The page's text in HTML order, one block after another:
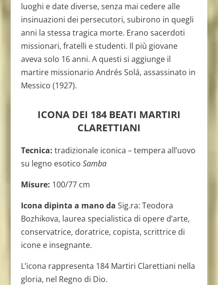
luoghi e date diverse, senza mai cedere alle
insinuazioni dei persecutori, subirono in quegli
anni la stessa tragica morte. Erano sacerdoti
missionari, fratelli e studenti. Il più giovane
aveva solo 16 anni. A questi si aggiunge il
martire missionario Andrés Solá, assassinato in
Messico (1927).
ICONA DEI 184 BEATI MARTIRI
CLARETTIANI
Tecnica: tradizionale iconica – tempera all’uovo
su legno esotico Samba
Misure: 100/77 cm
Icona dipinta a mano da Sig.ra: Teodora
Bozhikova, laurea specialistica di opere d’arte,
conservatrice, doratrice, copista, scrittrice di
icone e insegnante.
L’icona rappresenta 184 Martiri Clarettiani nella
gloria, nel Regno di Dio.